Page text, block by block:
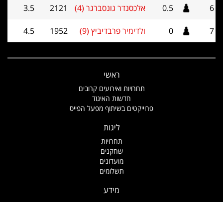
6
0.5 אלכסנדר גונסברגר (4) 2121
3.5
7
0 ולדימיר פרבדיביץ (9) 1952
4.5
ראשי
תחרויות ואירועים קרובים
חדשות האיגוד
פרוייקטים בשיתוף מפעל הפייס
ליגות
תחרויות
שחקנים
מועדונים
תשלומים
מידע